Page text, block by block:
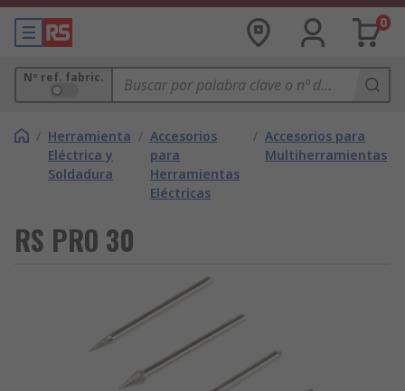
0
Nº ref. fabric.
/ Herramienta
Eléctrica y
Soldadura
/ Accesorios
para
Herramientas
Eléctricas
/ Accesorios para
Multiherramientas
RS PRO 30